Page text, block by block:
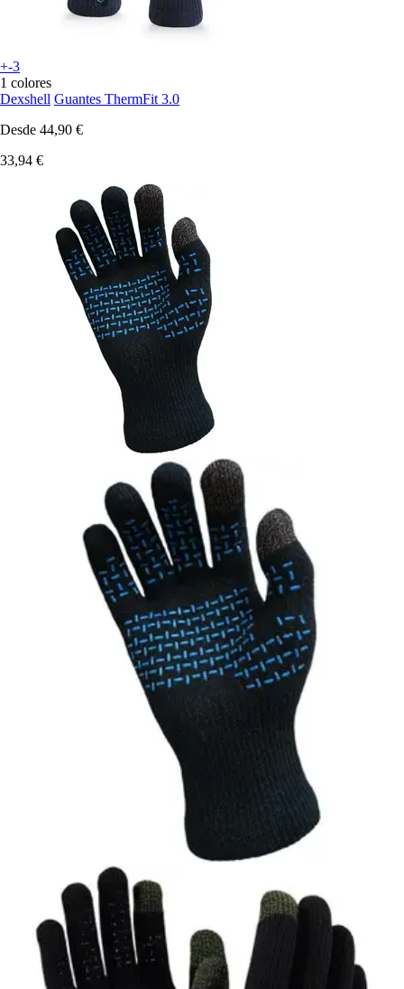
+-3
1 colores
Dexshell Guantes ThermFit 3.0
Desde 44,90 €
33,94 €